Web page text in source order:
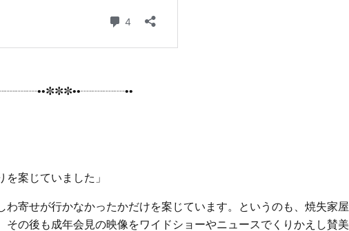
を案じていました」
寄せが行かなかったかだけを案じています。というのも、焼失家屋
の後も成年会見の映像をワイドショーやニュースでくりかえし賛美